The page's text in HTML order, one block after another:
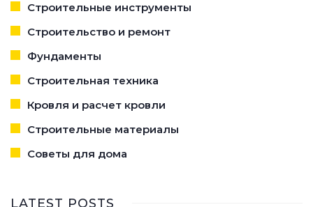
Строительные инструменты
Строительство и ремонт
Фундаменты
Строительная техника
Кровля и расчет кровли
Строительные материалы
Советы для дома
LATEST POSTS